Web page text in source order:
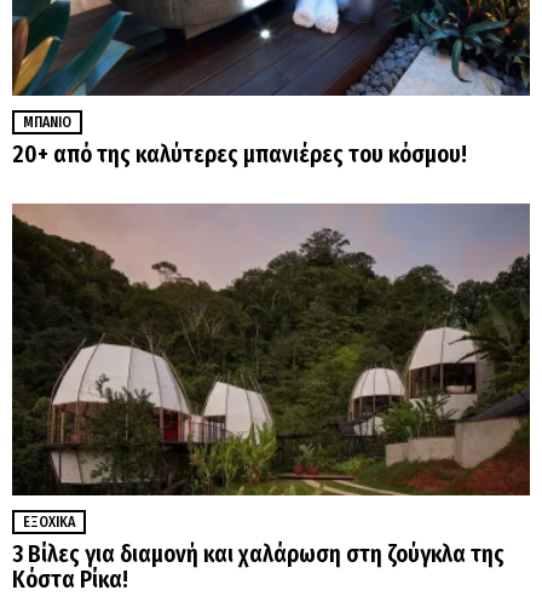
ΜΠΆΝΙΟ
20+ από της καλύτερες μπανιέρες του κόσμου!
ΕΞΟΧΙΚΆ
3 Βίλες για διαμονή και χαλάρωση στη ζούγκλα της
Κόστα Ρίκα!